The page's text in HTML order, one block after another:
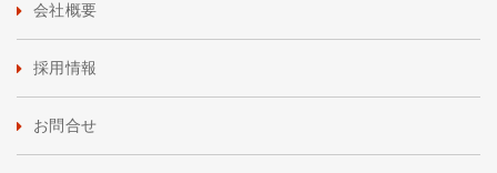
会社概要
採用情報
お問合せ